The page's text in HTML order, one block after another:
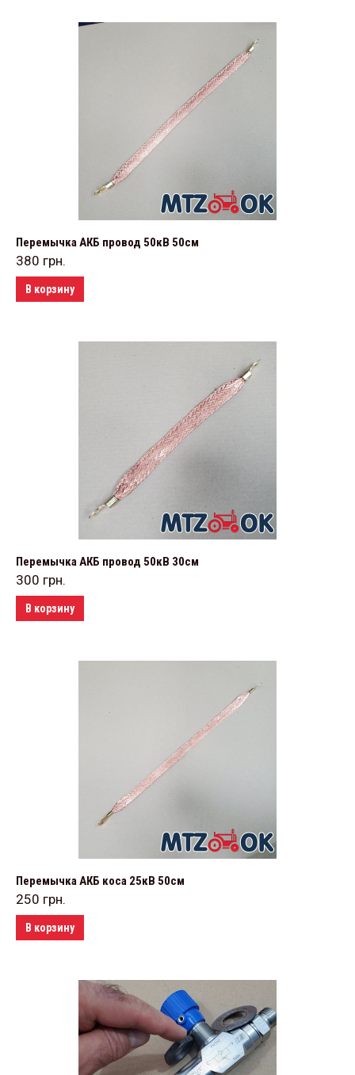
Перемычка АКБ провод 50кВ 50см
380 грн.
В корзину
Перемычка АКБ провод 50кВ 30см
300 грн.
В корзину
Перемычка АКБ коса 25кВ 50см
250 грн.
В корзину